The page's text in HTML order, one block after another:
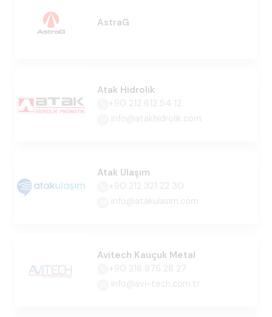
AstraG
Atak Hidrolik
+90 212 612 54 12
info@atakhidrolik.com
Atak Ulaşım
+90 212 321 22 30
info@atakulasim.com
Avitech Kauçuk Metal
+90 216 876 28 27
info@avi-tech.com.tr